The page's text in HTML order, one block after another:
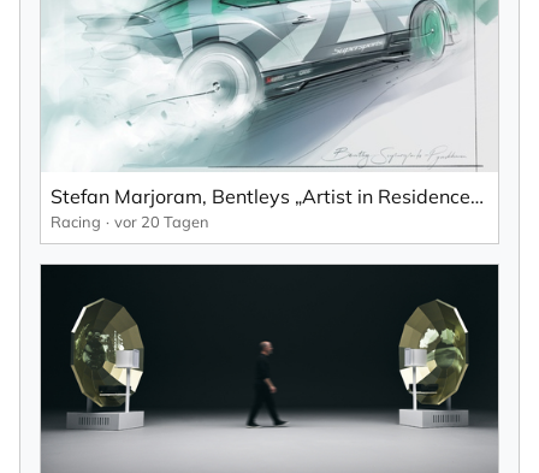
Stefan Marjoram, Bentleys „Artist in Residence“ beim Goodwood Festival of Speed
Racing vor 20 Tagen
NEWSLETTER ABONNIEREN
Vorname
Ihre E-Mail-Adresse